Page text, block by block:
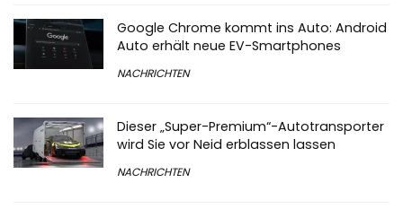
Google Chrome kommt ins Auto: Android
Auto erhält neue EV-Smartphones
NACHRICHTEN
Dieser „Super-Premium“-Autotransporter
wird Sie vor Neid erblassen lassen
NACHRICHTEN